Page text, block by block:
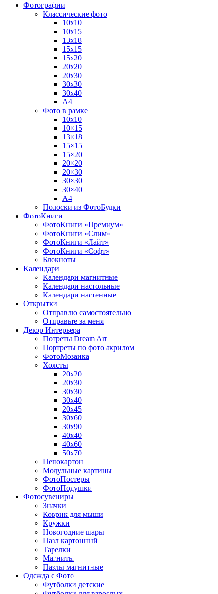
Фотографии
Классические фото
10х10
10х15
13х18
15х15
15х20
20х20
20х30
30х30
30х40
А4
Фото в рамке
10х10
10×15
13×18
15×15
15×20
20×20
20×30
30×30
30×40
A4
Полоски из ФотоБудки
ФотоКниги
ФотоКниги «Премиум»
ФотоКниги «Слим»
ФотоКниги «Лайт»
ФотоКниги «Софт»
Блокноты
Календари
Календари магнитные
Календари настольные
Календари настенные
Открытки
Отправлю самостоятельно
Отправьте за меня
Декор Интерьера
Потреты Dream Art
Портреты по фото акрилом
ФотоМозаика
Холсты
20х20
20х30
30х30
30х40
20х45
30х60
30х90
40х40
40х60
50х70
Пенокартон
Модульные картины
ФотоПостеры
ФотоПодушки
Фотоcувениры
Значки
Коврик для мыши
Кружки
Новогодние шары
Пазл картонный
Тарелки
Магниты
Пазлы магнитные
Одежда с Фото
Футболки детские